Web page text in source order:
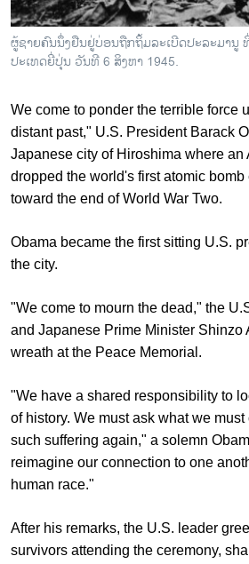
ຜູ້ຊາຍຄົນນຶ່ງຢືນຢູ່ບ່ອນຖືກຖິ້ມລະເບີດປະລະມານູ
ປະເທດຍີ່ປຸ່ນ ວັນທີ 6 ສິງຫາ 1945.
We come to ponder the terrible force
distant past," U.S. President Barack
Japanese city of Hiroshima where an
dropped the world's first atomic bomb
toward the end of World War Two.
Obama became the first sitting U.S.
the city.
"We come to mourn the dead," the
and Japanese Prime Minister Shinzo
wreath at the Peace Memorial.
"We have a shared responsibility to
of history. We must ask what we
such suffering again," a solemn
reimagine our connection to one
human race."
After his remarks, the U.S. leader
survivors attending the ceremony,